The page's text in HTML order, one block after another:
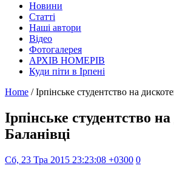
Новини
Статті
Наші автори
Відео
Фотогалерея
АРХІВ НОМЕРІВ
Куди піти в Ірпені
Home / Ірпінське студентство на
Ірпінське студентство
Баланівці
Сб, 23 Тра 2015 23:23:08 +0300 0